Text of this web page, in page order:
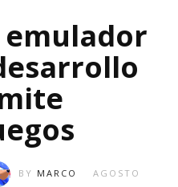
emulador
BY MARCO
AGOSTO